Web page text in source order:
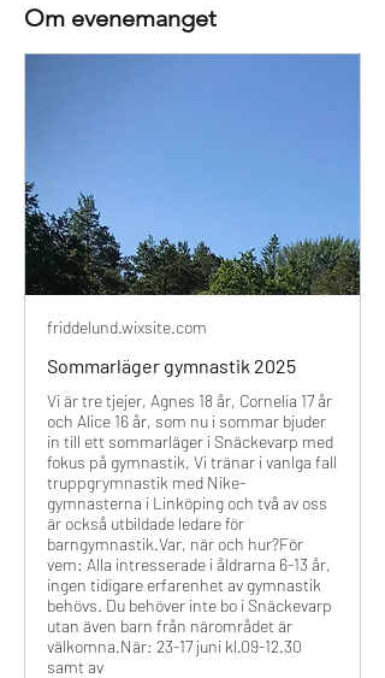
Om evenemanget
friddelund.wixsite.com
Sommarläger gymnastik 2025
Vi är tre tjejer, Agnes 18 år, Cornelia 17 år
och Alice 16 år, som nu i sommar bjuder
in till ett sommarläger i Snäckevarp med
fokus på gymnastik, Vi tränar i vanlga fall
truppgrymnastik med Nike-
gymnasterna i Linköping och två av oss
är också utbildade ledare för
barngymnastik.Var, när och hur?För
vem: Alla intresserade i åldrarna 6-13 år,
ingen tidigare erfarenhet av gymnastik
behövs. Du behöver inte bo i Snäckevarp
utan även barn från närområdet är
välkomna.När: 23-17 juni kl.09-12.30
samt av